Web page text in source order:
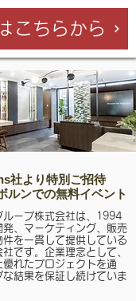
こちらから
社より特別ご招待
ンでの無料イベント
ループ株式会社は、1994
、マーケティング、販売
を一貫して提供している
です。企業理念として、
れたプロジェクトを通
結果を保証し続けていま